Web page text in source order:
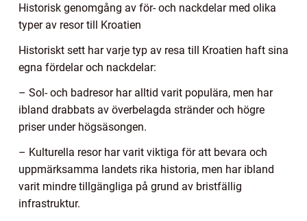
Historisk genomgång av för- och nackdelar med olika
typer av resor till Kroatien
Historiskt sett har varje typ av resa till Kroatien haft sina
egna fördelar och nackdelar:
– Sol- och badresor har alltid varit populära, men har
ibland drabbats av överbelagda stränder och högre
priser under högsäsongen.
– Kulturella resor har varit viktiga för att bevara och
uppmärksamma landets rika historia, men har ibland
varit mindre tillgängliga på grund av bristfällig
infrastruktur.